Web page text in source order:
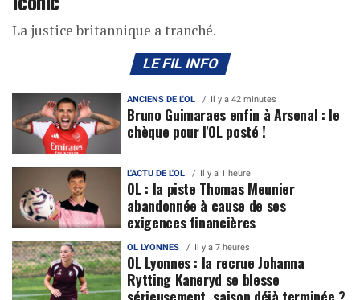
La justice britannique a tranché.
LE FIL INFO
ANCIENS DE L'OL Il y a 42 minutes
Bruno Guimaraes enfin à Arsenal : le
chèque pour l'OL posté !
L'ACTU DE L'OL Il y a 1 heure
OL : la piste Thomas Meunier
abandonnée à cause de ses
exigences financières
OL LYONNES Il y a 7 heures
OL Lyonnes : la recrue Johanna
Rytting Kaneryd se blesse